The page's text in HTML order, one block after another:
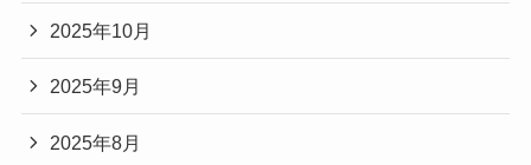
2025年10月
2025年9月
2025年8月